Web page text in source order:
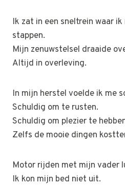
Ik zat in een sneltrein waar
stappen.
Mijn zenuwstelsel draaide
Altijd in overleving.
In mijn herstel voelde ik me
Schuldig om te rusten.
Schuldig om plezier te
Zelfs de mooie dingen
Motor rijden met mijn vader
Ik kon mijn bed niet uit.